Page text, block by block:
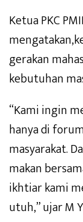
Ketua PKC
gerakan
kebutuhan
“Kami ingin
hanya di
masyarakat.
makan
ikhtiar kami
utuh,” ujar M